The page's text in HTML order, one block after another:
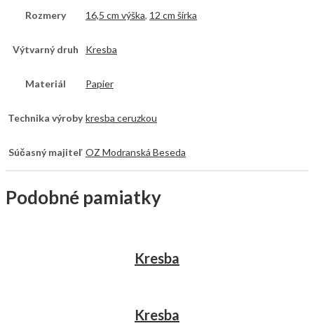
Rozmery 16,5 cm výška, 12 cm šírka
Výtvarný druh Kresba
Materiál Papier
Technika výroby kresba ceruzkou
Súčasný majiteľ OZ Modranská Beseda
Podobné pamiatky
Kresba
Kresba